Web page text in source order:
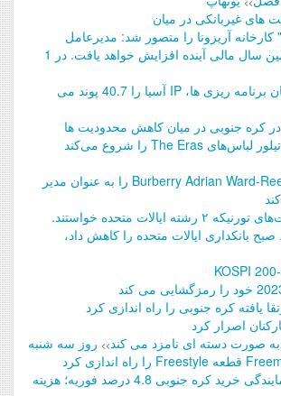
غیربانکی در میان
سئول برای سومین سال مالی آینده افزایش خواهد یافت. در 1
Superdry در میان برنامه ریزی ها، IP آسیا را 40.7 پوند می
تیلور لباس‌های The Eras را شروع می‌کند
AMIRI معاون Burberry Adrian Ward-Rees را به عنوان مدیر
ایالات متحده خواستند.
بانکداری ایالات متحده را کاهش داد،
یافته کره جنوبی را راه اندازی کرد
>> روز سه شنبه
(سرب) قیمت نمایندگی خرید کره جنوبی 4.8 درصد فوریه؛ هزینه